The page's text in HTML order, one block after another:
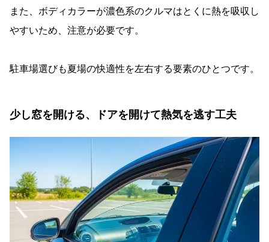
また、ボディカラーが濃色系のクルマはとくに熱を吸収し
やすいため、注意が必要です。
駐車場選びも夏場の快適性を左右する要素のひとつです。
少し窓を開ける、ドアを開けて熱気を逃す工夫